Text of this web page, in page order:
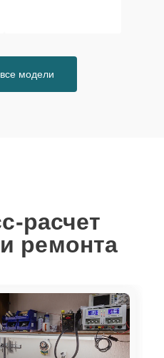
модели
расчет
ремонта